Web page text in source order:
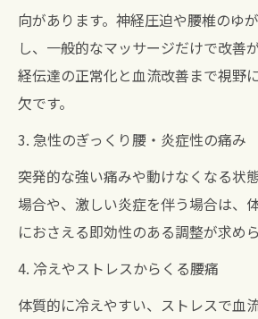
向があります。神経圧迫や腰椎のゆ
し、一般的なマッサージだけで改善
経伝達の正常化と血流改善まで視野
欠です。
3. 急性のぎっくり腰・炎症性の痛み
突発的な強い痛みや動けなくなる状
場合や、激しい炎症を伴う場合は、
におさえる即効性のある調整が求めら
4. 冷えやストレスからくる腰痛
体質的に冷えやすい、ストレスで血